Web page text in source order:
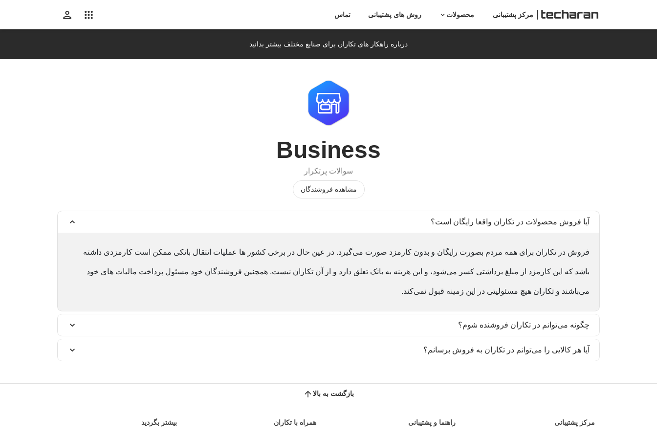
مرکز پشتیبانی محصولات روش های پشتیبانی تماس
درباره راهکار های تکاران برای صنایع مختلف بیشتر بدانید
Business
سوالات پرتکرار
مشاهده فروشندگان
آیا فروش محصولات در تکاران واقعا رایگان است؟
فروش در تکاران برای همه مردم بصورت رایگان و بدون کارمزد صورت می‌گیرد. در عین حال در برخی کشور ها عملیات انتقال بانکی ممکن است کارمزدی داشته
باشد که این کارمزد از مبلغ برداشتی کسر می‌شود، و این هزینه به بانک تعلق دارد و از آن تکاران نیست. همچنین فروشندگان خود مسئول پرداخت مالیات های خود
می‌باشند و تکاران هیچ مسئولیتی در این زمینه قبول نمی‌کند.
چگونه می‌توانم در تکاران فروشنده شوم؟
آیا هر کالایی را می‌توانم در تکاران به فروش برسانم؟
بازگشت به بالا
مرکز پشتیبانی راهنما و پشتیبانی همراه با تکاران بیشتر بگردید